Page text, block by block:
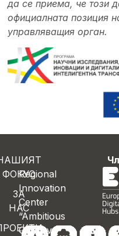
да се приема, че този
официалната позиция
управляващия орган.
Regional
Innovation
Center
“Ambitious
Gabrovo”
ФОКУС
ЗА
НАС